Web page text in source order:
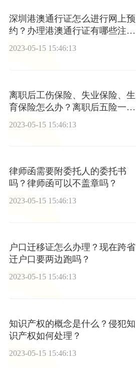
深圳港澳通行证怎么进行网上预
约？办理港澳通行证有哪些注意
事项？
2023-05-15 15:46:13
离职后工伤保险、失业保险、生
育保险怎么办？离职后五险一金
2023-05-15 15:46:13
律师函需要附委托人的委托书
吗？律师函可以不盖章吗？
2023-05-15 15:46:13
户口迁移证怎么办理？现在跨省
迁户口要两边跑吗？
2023-05-15 15:46:13
知识产权的概念是什么？侵犯知
识产权如何处理？
2023-05-15 15:46:13